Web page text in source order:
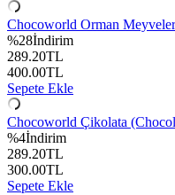
Chocoworld Orman
%28İndirim
289.20TL
400.00TL
Sepete Ekle
Chocoworld Çikolata
%4İndirim
289.20TL
300.00TL
Sepete Ekle